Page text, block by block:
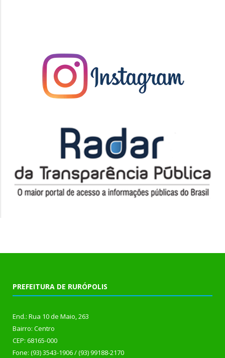
PREFEITURA DE RURÓPOLIS
End.: Rua 10 de Maio, 263
Bairro: Centro
CEP: 68165-000
Fone: (93) 3543-1906 / (93) 99188-2170